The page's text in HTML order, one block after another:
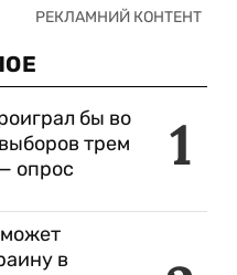
1
бы во
трем
опрос
в